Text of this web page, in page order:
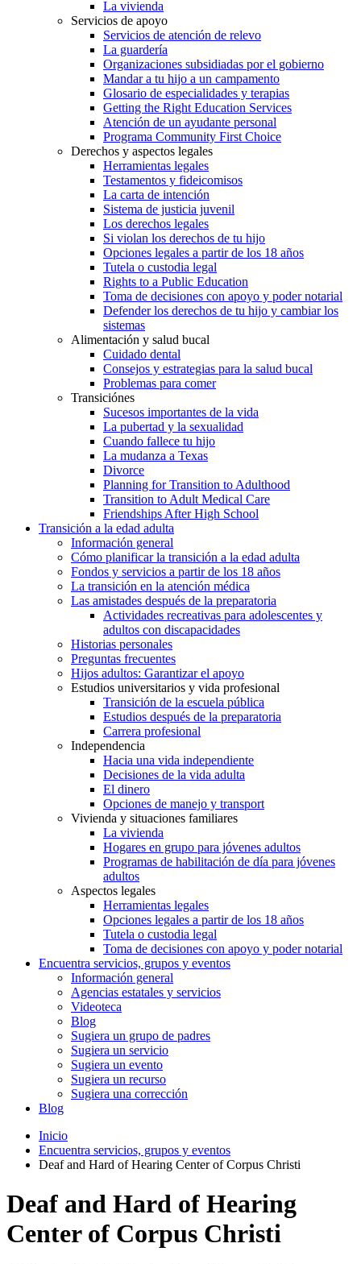
La vivienda
Servicios de apoyo
Servicios de atención de relevo
La guardería
Organizaciones subsidiadas por el gobierno
Mandar a tu hijo a un campamento
Glosario de especialidades y terapias
Getting the Right Education Services
Atención de un ayudante personal
Programa Community First Choice
Derechos y aspectos legales
Herramientas legales
Testamentos y fideicomisos
La carta de intención
Sistema de justicia juvenil
Los derechos legales
Si violan los derechos de tu hijo
Opciones legales a partir de los 18 años
Tutela o custodia legal
Rights to a Public Education
Toma de decisiones con apoyo y poder notarial
Defender los derechos de tu hijo y cambiar los
sistemas
Alimentación y salud bucal
Cuidado dental
Consejos y estrategias para la salud bucal
Problemas para comer
Transiciónes
Sucesos importantes de la vida
La pubertad y la sexualidad
Cuando fallece tu hijo
La mudanza a Texas
Divorce
Planning for Transition to Adulthood
Transition to Adult Medical Care
Friendships After High School
Transición a la edad adulta
Información general
Cómo planificar la transición a la edad adulta
Fondos y servicios a partir de los 18 años
La transición en la atención médica
Las amistades después de la preparatoria
Actividades recreativas para adolescentes y
adultos con discapacidades
Historias personales
Preguntas frecuentes
Hijos adultos: Garantizar el apoyo
Estudios universitarios y vida profesional
Transición de la escuela pública
Estudios después de la preparatoria
Carrera profesional
Independencia
Hacia una vida independiente
Decisiones de la vida adulta
El dinero
Opciones de manejo y transport
Vivienda y situaciones familiares
La vivienda
Hogares en grupo para jóvenes adultos
Programas de habilitación de día para jóvenes
adultos
Aspectos legales
Herramientas legales
Opciones legales a partir de los 18 años
Tutela o custodia legal
Toma de decisiones con apoyo y poder notarial
Encuentra servicios, grupos y eventos
Información general
Agencias estatales y servicios
Videoteca
Blog
Sugiera un grupo de padres
Sugiera un servicio
Sugiera un evento
Sugiera un recurso
Sugiera una corrección
Blog
Inicio
Encuentra servicios, grupos y eventos
Deaf and Hard of Hearing Center of Corpus Christi
Deaf and Hard of Hearing
Center of Corpus Christi